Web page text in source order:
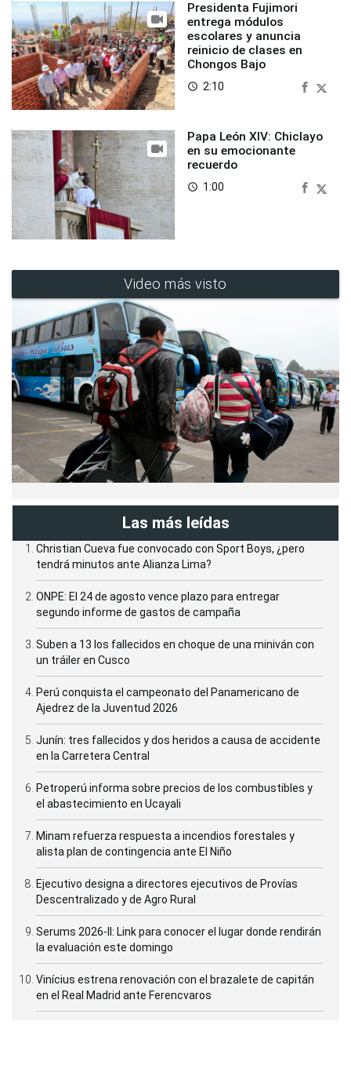
Presidenta Fujimori
entrega módulos
escolares y anuncia
reinicio de clases en
Chongos Bajo
access_time 2:10
Papa León XIV: Chiclayo
en su emocionante
recuerdo
access_time 1:00
Video más visto
Las más leídas
Christian Cueva fue convocado con Sport Boys, ¿pero
tendrá minutos ante Alianza Lima?
ONPE: El 24 de agosto vence plazo para entregar
segundo informe de gastos de campaña
Suben a 13 los fallecidos en choque de una miniván con
un tráiler en Cusco
Perú conquista el campeonato del Panamericano de
Ajedrez de la Juventud 2026
Junín: tres fallecidos y dos heridos a causa de accidente
en la Carretera Central
Petroperú informa sobre precios de los combustibles y
el abastecimiento en Ucayali
Minam refuerza respuesta a incendios forestales y
alista plan de contingencia ante El Niño
Ejecutivo designa a directores ejecutivos de Provías
Descentralizado y de Agro Rural
Serums 2026-II: Link para conocer el lugar donde rendirán
la evaluación este domingo
Vinícius estrena renovación con el brazalete de capitán
en el Real Madrid ante Ferencvaros